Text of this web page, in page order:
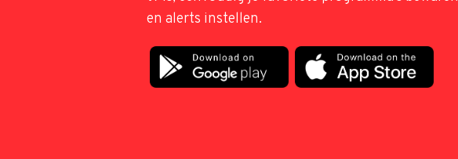
en alerts instellen.